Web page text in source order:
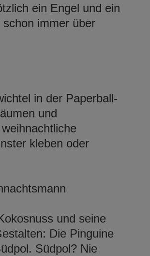
ein Engel und ein
immer über
in der Paperball-
und
kleben oder
und seine
Die Pinguine
Südpol? Nie